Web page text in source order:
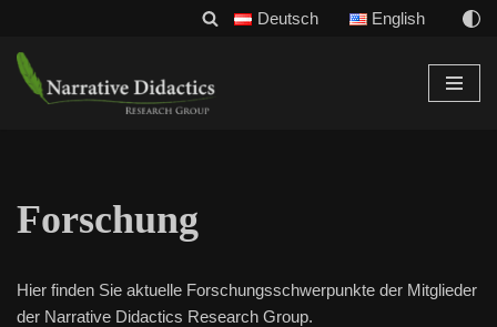
Zum
Inhalt
Deutsch English
Forschung
Hier finden Sie aktuelle Forschungsschwerpunkte der Mitglieder
der Narrative Didactics Research Group.